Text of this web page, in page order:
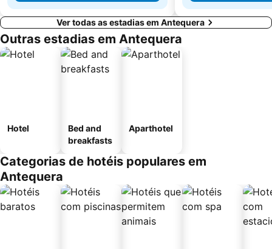
Ver todas as estadias em Antequera
Outras estadias em Antequera
Hotel
Bed and
breakfasts
Aparthotel
Categorias de hotéis populares em
Antequera